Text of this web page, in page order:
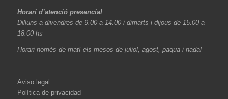
Horari d’atenció presencial
Dilluns a divendres de 9.00 a 14.00 i dimarts i dijous de 15.00 a
18.00 hs
Horari només de matí els mesos de juliol, agost, paqua i nadal
Aviso legal
Política de privacidad